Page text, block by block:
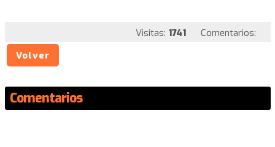
Visitas: 1741
Comentarios:
Volver
Comentarios